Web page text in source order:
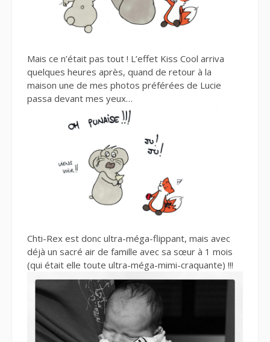
Mais ce n’était pas tout ! L’effet Kiss Cool arriva
quelques heures après, quand de retour à la
maison une de mes photos préférées de Lucie
passa devant mes yeux…
Chti-Rex est donc ultra-méga-flippant, mais avec
déjà un sacré air de famille avec sa sœur à 1 mois
(qui était elle toute ultra-méga-mimi-craquante) !!!